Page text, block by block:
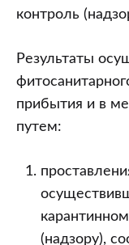
контроль
Результаты
прибытия и в
путем:
(надзору),